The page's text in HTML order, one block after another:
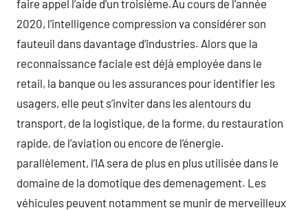
faire appel l’aide d’un troisième.Au cours de l’année
2020, l’intelligence compression va considérer son
fauteuil dans davantage d’industries. Alors que la
reconnaissance faciale est déjà employée dans le
retail, la banque ou les assurances pour identifier les
usagers, elle peut s’inviter dans les alentours du
transport, de la logistique, de la forme, du restauration
rapide, de l’aviation ou encore de l’énergie.
parallèlement, l’IA sera de plus en plus utilisée dans le
domaine de la domotique des demenagement. Les
véhicules peuvent notamment se munir de merveilleux